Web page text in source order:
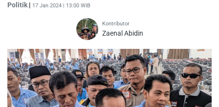
Politik | 17 Jan 2024 | 13:00 WIB
Kontributor
Zaenal Abidin